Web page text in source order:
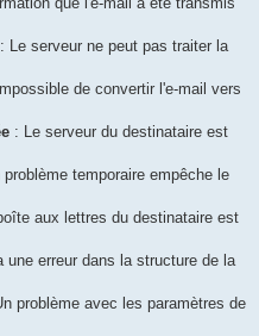
: Le serveur ne peut pas traiter la
de convertir l'e-mail vers
: Le serveur du destinataire est
problème temporaire empêche le
aux lettres du destinataire est
une erreur dans la structure de la
problème avec les paramètres de